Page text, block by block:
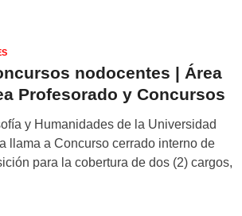
nodocentes | Área
Profesorado y Concursos
y Humanidades de la Universidad
llama a Concurso cerrado interno de
para la cobertura de dos (2) cargos,